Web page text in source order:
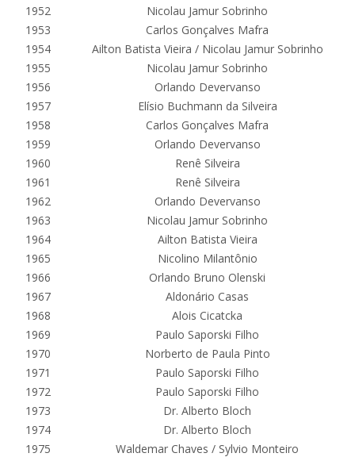
1952
Nicolau Jamur Sobrinho
1953
Carlos Gonçalves Mafra
1954
Ailton Batista Vieira / Nicolau Jamur Sobrinho
1955
Nicolau Jamur Sobrinho
1956
Orlando Devervanso
1957
Elísio Buchmann da Silveira
1958
Carlos Gonçalves Mafra
1959
Orlando Devervanso
1960
Renê Silveira
1961
Renê Silveira
1962
Orlando Devervanso
1963
Nicolau Jamur Sobrinho
1964
Ailton Batista Vieira
1965
Nicolino Milantônio
1966
Orlando Bruno Olenski
1967
Aldonário Casas
1968
Alois Cicatcka
1969
Paulo Saporski Filho
1970
Norberto de Paula Pinto
1971
Paulo Saporski Filho
1972
Paulo Saporski Filho
1973
Dr. Alberto Bloch
1974
Dr. Alberto Bloch
1975
Waldemar Chaves / Sylvio Monteiro